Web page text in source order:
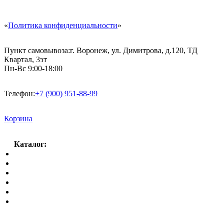
«Политика конфиденциальности»
Пункт самовывоза:г. Воронеж, ул. Димитрова, д.120, ТД
Квартал, 3эт
Пн-Вс 9:00-18:00
Телефон:+7 (900) 951-88-99
Корзина
Каталог: